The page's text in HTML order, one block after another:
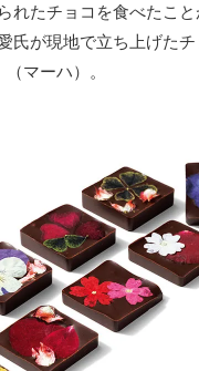
れたチョコを食べたこ
氏が現地で立ち上げたチ
マーハ）。